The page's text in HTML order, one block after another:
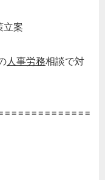
立案
人事労務相談で対